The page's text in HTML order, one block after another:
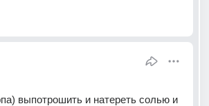
выпотрошить и натереть солью и